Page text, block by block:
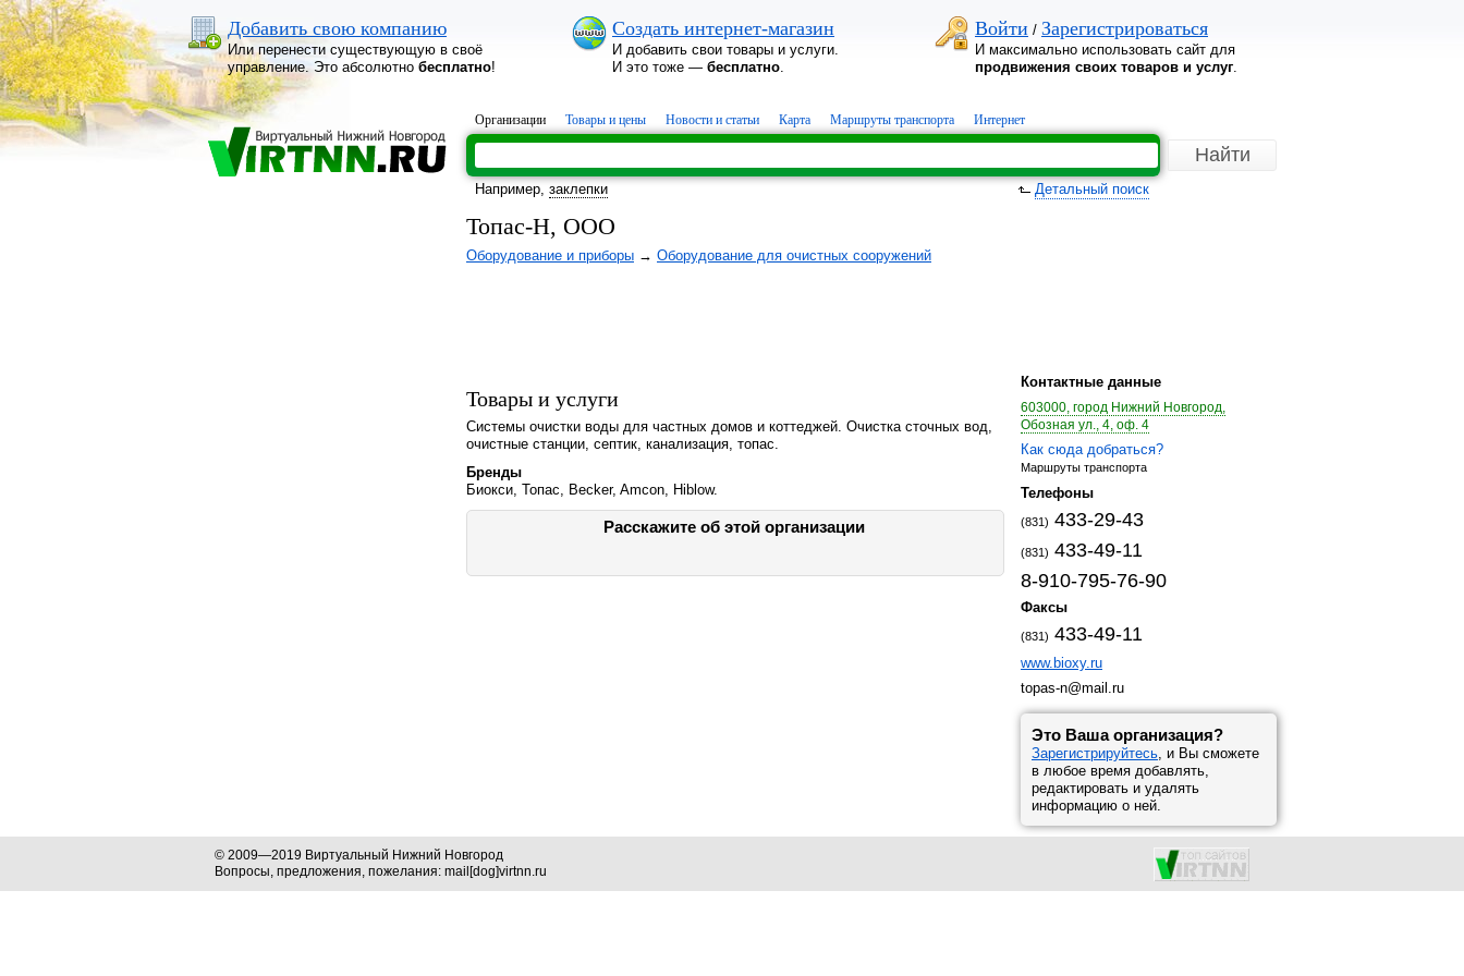
Добавить свою компанию
Или перенести существующую в своё
управление. Это абсолютно бесплатно!
Создать интернет-магазин
И добавить свои товары и услуги.
И это тоже — бесплатно.
Войти / Зарегистрироваться
И максимально использовать сайт для
продвижения своих товаров и услуг.
Организации Товары и цены Новости и статьи Карта Маршруты транспорта Интернет
Например, заклепки Детальный поиск
Топас-Н, ООО
Оборудование и приборы → Оборудование для очистных сооружений
Товары и услуги
Системы очистки воды для частных домов и коттеджей. Очистка сточных вод,
очистные станции, септик, канализация, топас.
Бренды
Биокси, Топас, Becker, Amcon, Hiblow.
Расскажите об этой организации
Контактные данные
603000, город Нижний Новгород,
Обозная ул., 4, оф. 4
Как сюда добраться?
Маршруты транспорта
Телефоны
(831) 433-29-43
(831) 433-49-11
8-910-795-76-90
Факсы
(831) 433-49-11
www.bioxy.ru
topas-n@mail.ru
Это Ваша организация?
Зарегистрируйтесь, и Вы сможете
в любое время добавлять,
редактировать и удалять
информацию о ней.
© 2009—2019 Виртуальный Нижний Новгород
Вопросы, предложения, пожелания: mail[dog]virtnn.ru